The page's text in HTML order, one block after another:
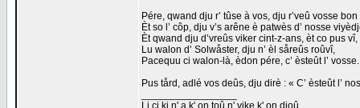
Pére, qwand dju r’ tûse à vos, dju r’veû vosse
Èt so l’ côp, dju v’s arêne è patwès d’ nosse
Èt qwand dju d’vreûs viker cint-z-ans, èt co pus vî,
Lu walon d’ Solwåster, dju n’ èl såreûs roûvî,
Pacequu ci walon-là, èdon pére, c’ èsteût l’ vosse.
Pus tård, adlé vos deûs, dju dirè : « C’ èsteût l’
Li ci ki n' a k' on toû n' vike k' on djoû.